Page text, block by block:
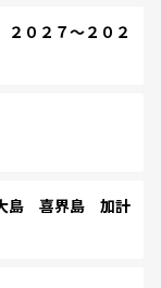
０２７～２０２
島 喜界島 加計